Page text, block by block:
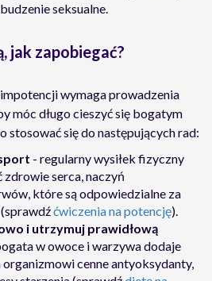
seksualne.
jak zapobiegać?
wymaga prowadzenia
móc długo cieszyć się bogatym
stosować się do następujących rad:
- regularny wysiłek fizyczny
serca, naczyń
które są odpowiedzialne za
ćwiczenia na potencję).
i utrzymuj prawidłową
w owoce i warzywa dodaje
cenne antyoksydanty,